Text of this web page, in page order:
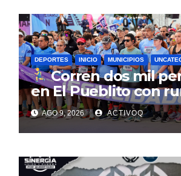
DEPORTES INICIO MUNICIPIOS
Corren dos mil
en El Pueblito con
Querétaro Maratón
AGO 9, 2026 ACTIVOQ